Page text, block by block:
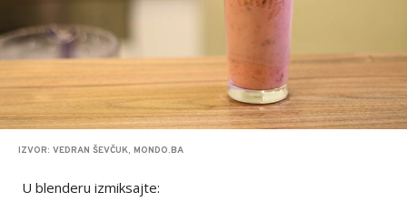
IZVOR: VEDRAN ŠEVČUK, MONDO.BA
U blenderu izmiksajte: